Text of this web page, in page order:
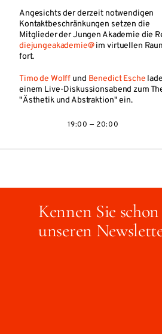
Angesichts der derzeit notwendigen
Kontaktbeschränkungen setzen die
Mitglieder der Jungen Akademie die
diejungeakademie@im virtuellen
fort.
Timo de Wolff und Benedict Esche
einem Live-Diskussionsabend zum
"Ästhetik und Abstraktion" ein.
19:00 — 20:00
Kennen Sie schon
unseren